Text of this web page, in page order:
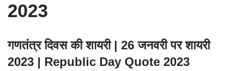
2023
गणतंत्र दिवस की शायरी | 26 जनवरी पर शायरी
2023 | Republic Day Quote 2023